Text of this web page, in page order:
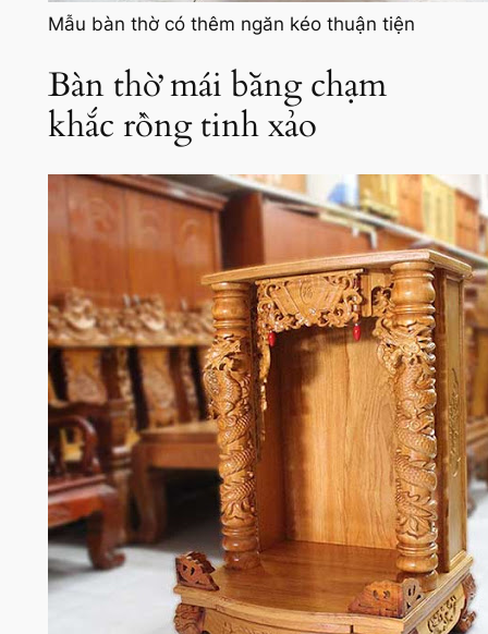
Mẫu bàn thờ có thêm ngăn kéo thuận tiện
Bàn thờ mái bằng chạm
khắc rồng tinh xảo